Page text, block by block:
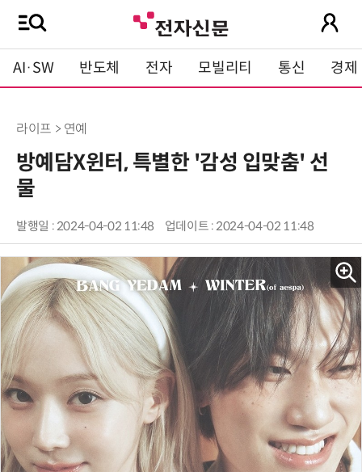
AI·SW 반도체 전자 모빌리티 통신 경제
라이프 > 연예
방예담X윈터, 특별한 '감성 입맞춤' 선
물
발행일 : 2024-04-02 11:48 업데이트 : 2024-04-02 11:48